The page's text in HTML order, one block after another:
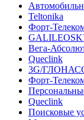
Teltonika
Форт-
Вега-
Queclink
3G/
Форт-
Queclink
Поисковые